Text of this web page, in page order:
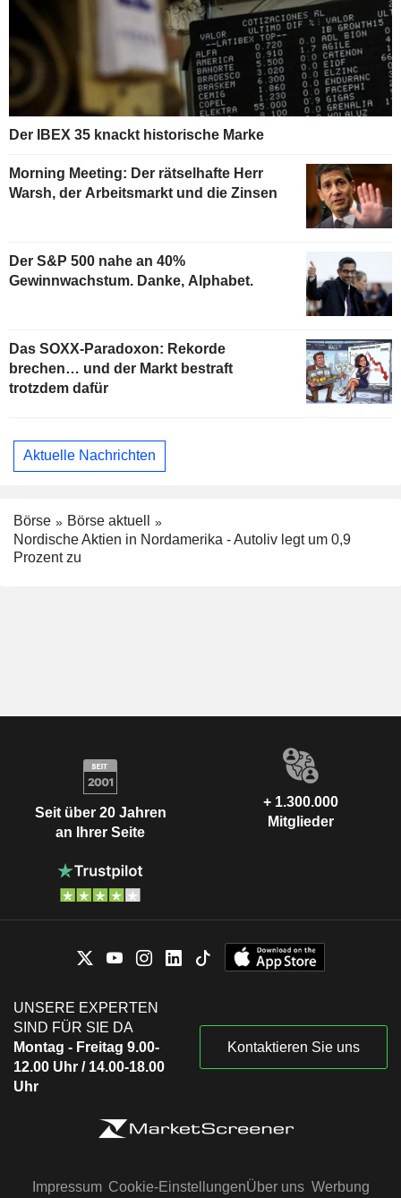
Der IBEX 35 knackt historische Marke
Morning Meeting: Der rätselhafte Herr
Warsh, der Arbeitsmarkt und die Zinsen
Der S&P 500 nahe an 40%
Gewinnwachstum. Danke, Alphabet.
Das SOXX-Paradoxon: Rekorde
brechen… und der Markt bestraft
trotzdem dafür
Aktuelle Nachrichten
Börse
Börse aktuell
Nordische Aktien in Nordamerika - Autoliv legt um 0,9
Prozent zu
Seit über 20 Jahren
an Ihrer Seite
+ 1.300.000
Mitglieder
UNSERE EXPERTEN
SIND FÜR SIE DA
Montag - Freitag 9.00-
12.00 Uhr / 14.00-18.00
Uhr
Kontaktieren Sie uns
Impressum Cookie-EinstellungenÜber uns Werbung